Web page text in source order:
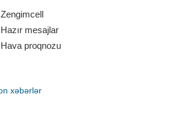
Zengimcell
Hazır mesajlar
Hava proqnozu